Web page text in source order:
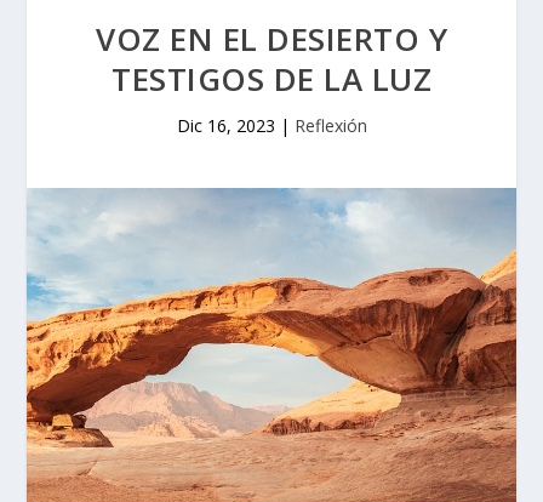
VOZ EN EL DESIERTO Y
TESTIGOS DE LA LUZ
Dic 16, 2023 | Reflexión